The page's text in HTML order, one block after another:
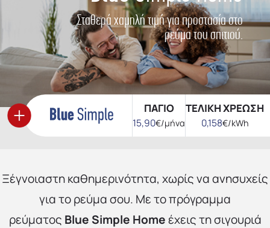
Σταθερά χαμηλή τιμή για προστασία στο
ρεύμα του σπιτιού.
ΠΑΓΙΟ
15,90€/μήνα
ΤΕΛΙΚΗ ΧΡΕΩΣΗ
0,158€/kWh
Ξέγνοιαστη καθημερινότητα, χωρίς να ανησυχείς
για το ρεύμα σου. Με το πρόγραμμα
ρεύματος Blue Simple Homeέχεις τη σιγουριά